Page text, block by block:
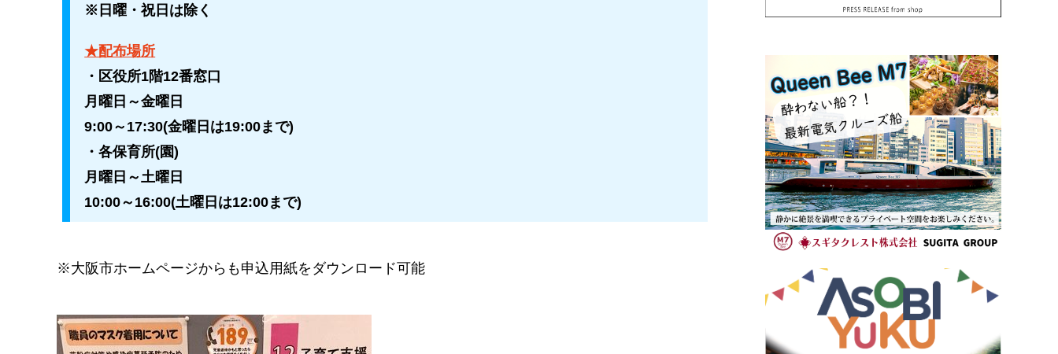
※日曜・祝日は除く
★配布場所
・区役所1階12番窓口
月曜日～金曜日
9:00～17:30(金曜日は19:00まで)
・各保育所(園)
月曜日～土曜日
10:00～16:00(土曜日は12:00まで)
※大阪市ホームページからも申込用紙をダウンロード可能